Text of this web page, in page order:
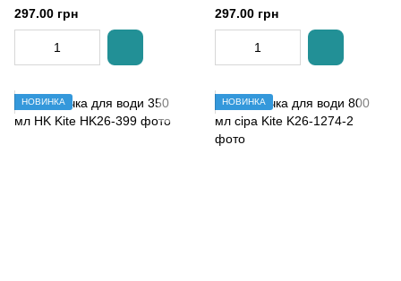
297.00 грн 297.00 грн
НОВИНКА НОВИНКА